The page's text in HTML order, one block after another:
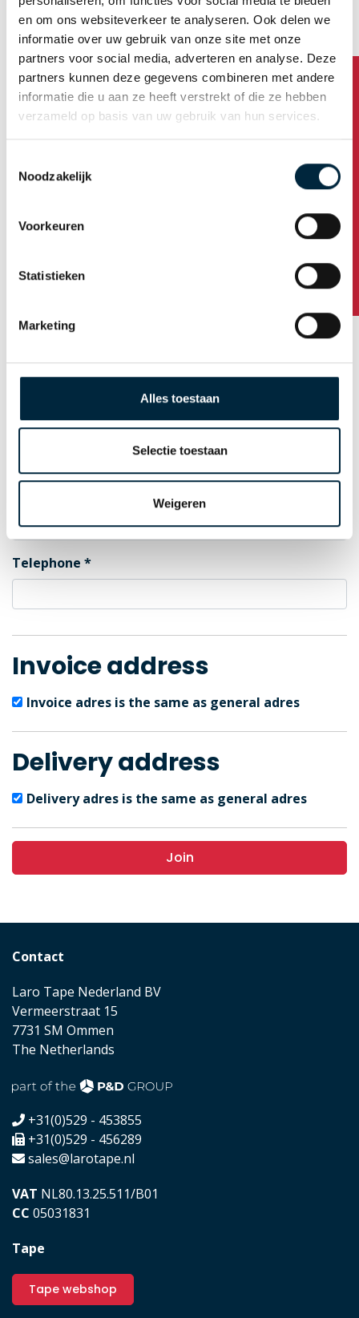
en om ons websiteverkeer te analyseren. Ook delen we
informatie over uw gebruik van onze site met onze
partners voor social media, adverteren en analyse. Deze
partners kunnen deze gegevens combineren met andere
informatie die u aan ze heeft verstrekt of die ze hebben
verzameld op basis van uw gebruik van hun services.
Noodzakelijk
Voorkeuren
Statistieken
Marketing
Alles toestaan
Selectie toestaan
Weigeren
Any questions?
Business address
Company name
Housenumber /addition
Country
Telephone
Invoice address
Invoice adres is the same as general adres
Delivery address
Delivery adres is the same as general adres
Join
Contact
Laro Tape Nederland BV
Vermeerstraat 15
7731 SM Ommen
The Netherlands
+31(0)529 - 453855
+31(0)529 - 456289
sales@larotape.nl
VAT NL80.13.25.511/B01
CC 05031831
Tape
Tape webshop